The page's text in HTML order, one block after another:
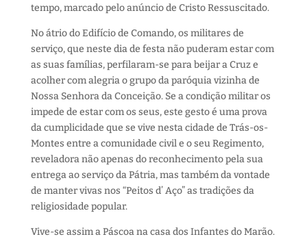
tempo, marcado pelo anúncio de Cristo Ressuscitado.
No átrio do Edifício de Comando, os militares de
serviço, que neste dia de festa não puderam estar com
as suas famílias, perfilaram-se para beijar a Cruz e
acolher com alegria o grupo da paróquia vizinha de
Nossa Senhora da Conceição. Se a condição militar os
impede de estar com os seus, este gesto é uma prova
da cumplicidade que se vive nesta cidade de Trás-os-
Montes entre a comunidade civil e o seu Regimento,
reveladora não apenas do reconhecimento pela sua
entrega ao serviço da Pátria, mas também da vontade
de manter vivas nos “Peitos d’ Aço” as tradições da
religiosidade popular.
Vive-se assim a Páscoa na casa dos Infantes do Marão.